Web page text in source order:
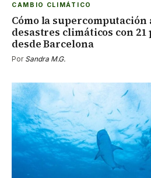
CAMBIO CLIMÁTICO
Cómo la
desastres climáticos con
desde Barcelona
Por Sandra M.G.